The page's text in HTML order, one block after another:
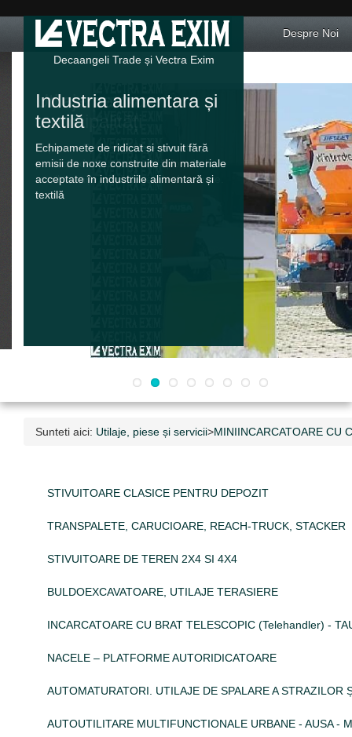
Decaangeli Trade și Vectra Exim
Industria alimentara și
textilă
Echipamete de ridicat si stivuit fără
emisii de noxe construite din materiale
acceptate în industriile alimentară și
textilă
Despre Noi
Sunteti aici: Utilaje, piese și servicii>MINIINCARCATOARE CU
STIVUITOARE CLASICE PENTRU DEPOZIT
TRANSPALETE, CARUCIOARE, REACH-TRUCK, STACKER
STIVUITOARE DE TEREN 2X4 SI 4X4
BULDOEXCAVATOARE, UTILAJE TERASIERE
INCARCATOARE CU BRAT TELESCOPIC (Telehandler) -
NACELE – PLATFORME AUTORIDICATOARE
AUTOMATURATORI. UTILAJE DE SPALARE A STRAZILOR
AUTOUTILITARE MULTIFUNCTIONALE URBANE - AUSA -